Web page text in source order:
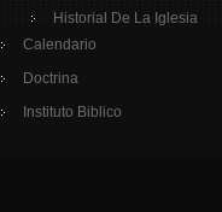
Historial De La Iglesia
Calendario
Doctrina
Instituto Biblico